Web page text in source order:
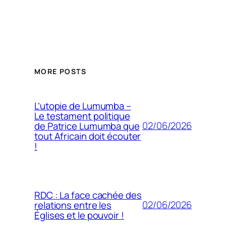
MORE POSTS
L’utopie de Lumumba –
Le testament politique
de Patrice Lumumba que
tout Africain doit écouter
!
02/06/2026
RDC : La face cachée des
relations entre les
Églises et le pouvoir !
02/06/2026